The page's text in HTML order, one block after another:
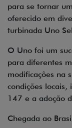
para se tornar
oferecido em
turbinada Uno
O Uno foi um
para diferentes
modificações na
condições
147 e a adoção
Chegada ao